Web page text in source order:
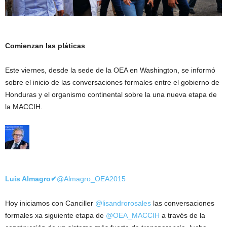
Comienzan las pláticas
Este viernes, desde la sede de la OEA en Washington, se informó
sobre el inicio de las conversaciones formales entre el gobierno de
Honduras y el organismo continental sobre la una nueva etapa de
la MACCIH.
Luis Almagro✔@Almagro_OEA2015
Hoy iniciamos con Canciller @lisandrorosales las conversaciones
formales xa siguiente etapa de @OEA_MACCIH a través de la